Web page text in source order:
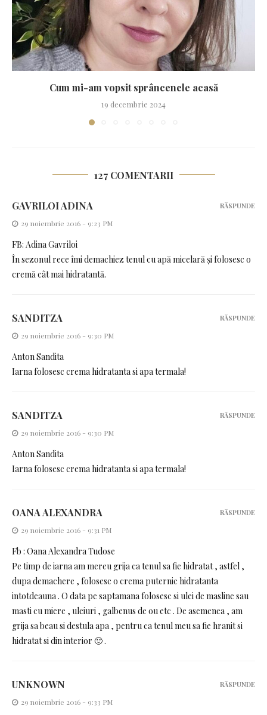
Cum mi-am vopsit sprâncenele acasă
19 decembrie 2024
127 COMENTARII
GAVRILOI ADINA
29 noiembrie 2016 - 9:23 PM
FB: Adina Gavriloi
În sezonul rece îmi demachiez tenul cu apă micelară și folosesc o
cremă cât mai hidratantă.
RĂSPUNDE
SANDITZA
29 noiembrie 2016 - 9:30 PM
Anton Sandita
Iarna folosesc crema hidratanta si apa termala!
RĂSPUNDE
SANDITZA
29 noiembrie 2016 - 9:30 PM
Anton Sandita
Iarna folosesc crema hidratanta si apa termala!
RĂSPUNDE
OANA ALEXANDRA
29 noiembrie 2016 - 9:31 PM
Fb : Oana Alexandra Tudose
Pe timp de iarna am mereu grija ca tenul sa fie hidratat , astfel ,
dupa demachere , folosesc o crema puternic hidratanta
intotdeauna . O data pe saptamana folosesc si ulei de masline sau
masti cu miere , uleiuri , galbenus de ou etc . De asemenea , am
grija sa beau si destula apa , pentru ca tenul meu sa fie hranit si
hidratat si din interior 🙂 .
RĂSPUNDE
UNKNOWN
29 noiembrie 2016 - 9:33 PM
RĂSPUNDE